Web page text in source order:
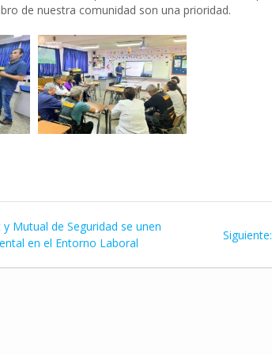
de nuestra comunidad son una prioridad.
Mutual de Seguridad se unen
en el Entorno Laboral
Siguiente: